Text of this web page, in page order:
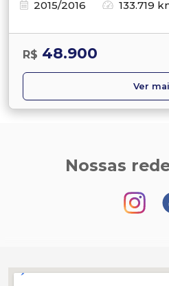
2015/2016
133.719
R$ 48.900
Ver
Nossas